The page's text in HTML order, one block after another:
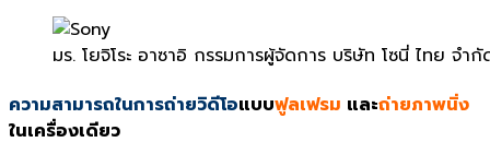
มร. โยจิโระ อาซาอิ กรรมการผู้จัดการ บริษัท โซนี่ ไทย จำกั
ความสามารถในการถ่ายวิดีโอแบบฟูลเฟรม และถ่ายภาพนิ่ง
ในเครื่องเดียว